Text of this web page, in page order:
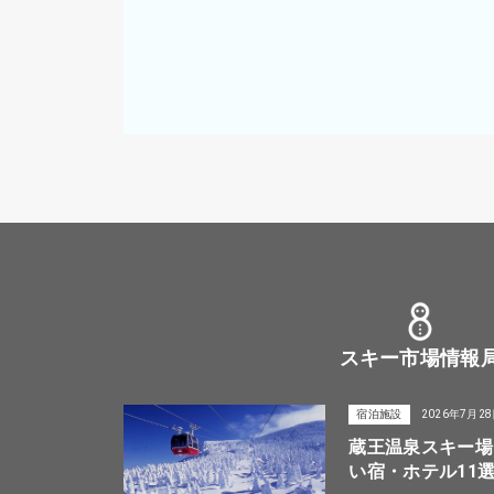
スキー市場情報
宿泊施設 2026年7月28
蔵王温泉スキー
い宿・ホテル11